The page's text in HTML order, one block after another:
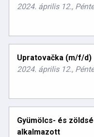
2024. április 12.,
Upratovačka (m/f/d)
2024. április 12.,
Gyümölcs- és
alkalmazott